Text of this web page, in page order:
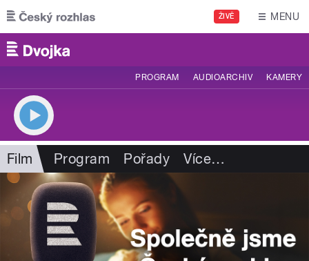
Přejít k hlavnímu obsahu
ŽIVĚ MENU
PROGRAM AUDIOARCHIV KAMERY
Film Program Pořady Více…